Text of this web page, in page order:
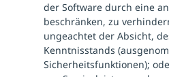
der Software durch eine
beschränken, zu
ungeachtet der Absicht,
Kenntnisstands
Sicherheitsfunktionen);